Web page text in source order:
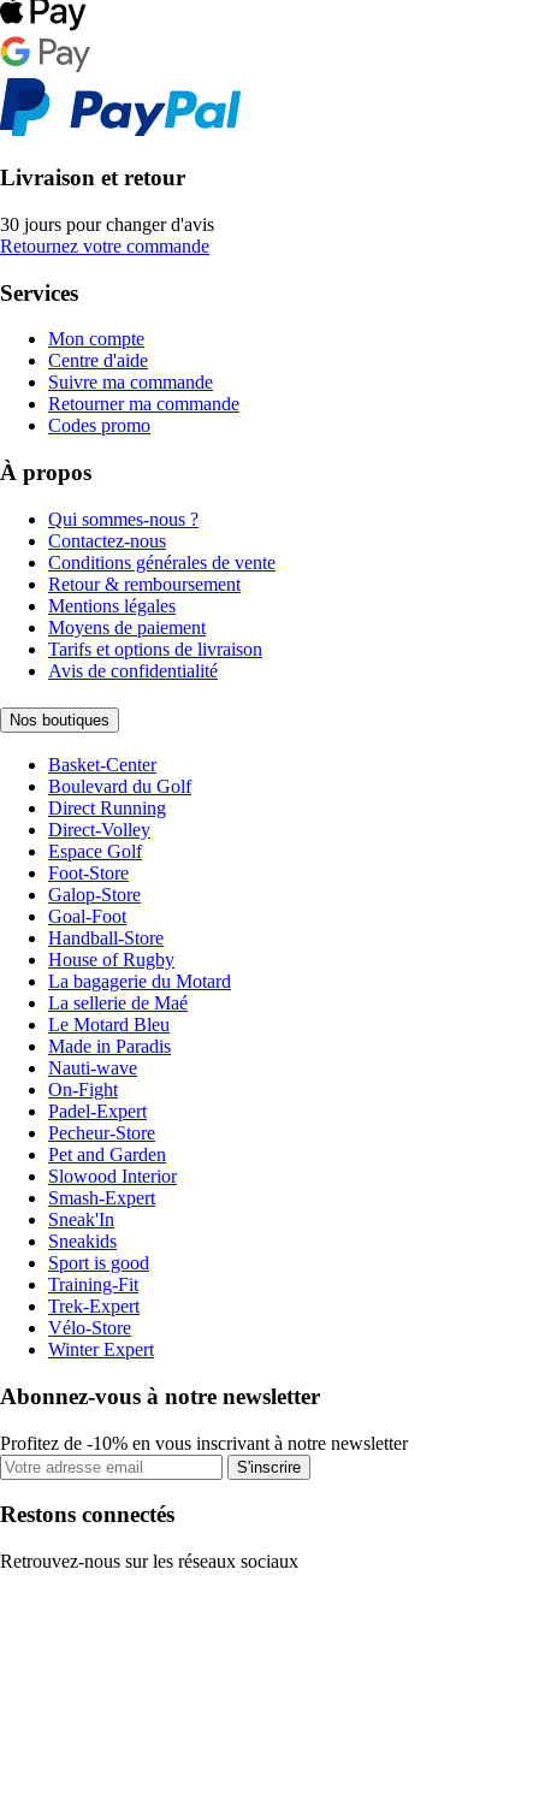
Livraison et retour
30 jours pour changer d'avis
Retournez votre commande
Services
Mon compte
Centre d'aide
Suivre ma commande
Retourner ma commande
Codes promo
À propos
Qui sommes-nous ?
Contactez-nous
Conditions générales de vente
Retour & remboursement
Mentions légales
Moyens de paiement
Tarifs et options de livraison
Avis de confidentialité
Nos boutiques
Basket-Center
Boulevard du Golf
Direct Running
Direct-Volley
Espace Golf
Foot-Store
Galop-Store
Goal-Foot
Handball-Store
House of Rugby
La bagagerie du Motard
La sellerie de Maé
Le Motard Bleu
Made in Paradis
Nauti-wave
On-Fight
Padel-Expert
Pecheur-Store
Pet and Garden
Slowood Interior
Smash-Expert
Sneak'In
Sneakids
Sport is good
Training-Fit
Trek-Expert
Vélo-Store
Winter Expert
Abonnez-vous à notre newsletter
Profitez de -10% en vous inscrivant à notre newsletter
S'inscrire
Restons connectés
Retrouvez-nous sur les réseaux sociaux